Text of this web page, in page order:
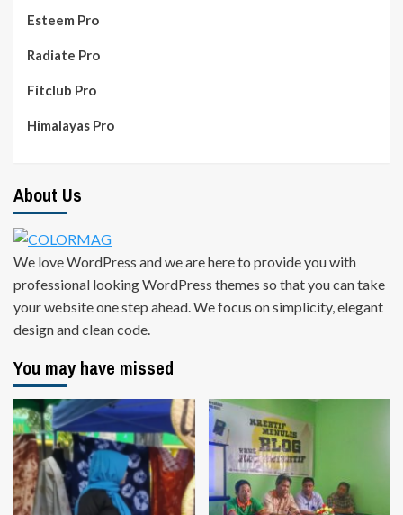
Esteem Pro
Radiate Pro
Fitclub Pro
Himalayas Pro
About Us
We love WordPress and we are here to provide you with
professional looking WordPress themes so that you can take
your website one step ahead. We focus on simplicity, elegant
design and clean code.
You may have missed